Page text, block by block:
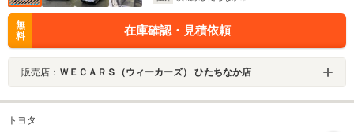
無
料
在庫確認・見積依頼
販売店： ＷＥＣＡＲＳ（ウィーカーズ） ひたちなか店
トヨタ